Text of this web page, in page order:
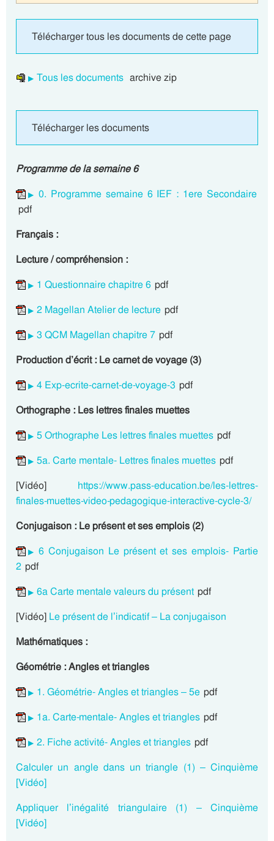
Télécharger tous les documents de cette page
Tous les documents archive zip
Télécharger les documents
Programme de la semaine 6
0. Programme semaine 6 IEF : 1ere Secondaire
pdf
Français :
Lecture / compréhension :
1 Questionnaire chapitre 6 pdf
2 Magellan Atelier de lecture pdf
3 QCM Magellan chapitre 7 pdf
Production d’écrit : Le carnet de voyage (3)
4 Exp-ecrite-carnet-de-voyage-3 pdf
Orthographe : Les lettres finales muettes
5 Orthographe Les lettres finales muettes pdf
5a. Carte mentale- Lettres finales muettes pdf
[Vidéo] https://www.pass-education.be/les-lettres-
finales-muettes-video-pedagogique-interactive-cycle-3/
Conjugaison : Le présent et ses emplois (2)
6 Conjugaison Le présent et ses emplois- Partie
2 pdf
6a Carte mentale valeurs du présent pdf
[Vidéo] Le présent de l’indicatif – La conjugaison
Mathématiques :
Géométrie : Angles et triangles
1. Géométrie- Angles et triangles – 5e pdf
1a. Carte-mentale- Angles et triangles pdf
2. Fiche activité- Angles et triangles pdf
Calculer un angle dans un triangle (1) – Cinquième
[Vidéo]
Appliquer l’inégalité triangulaire (1) – Cinquième
[Vidéo]